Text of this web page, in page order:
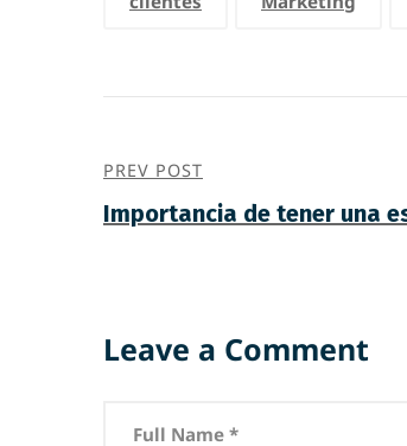
PREV POST
Importancia de tener una
Leave a Comment